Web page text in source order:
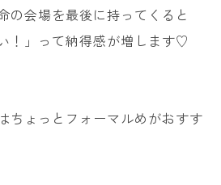
の会場を最後に持ってくると
！」って納得感が増します♡
ちょっとフォーマルめがおすす